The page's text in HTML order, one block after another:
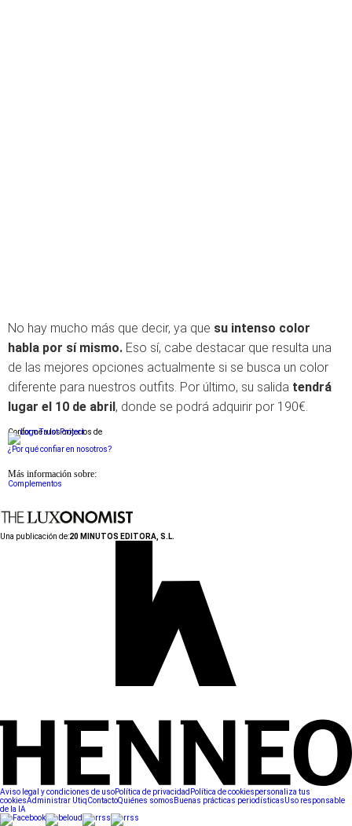
No hay mucho más que decir, ya que su intenso color
habla por sí mismo. Eso sí, cabe destacar que resulta una
de las mejores opciones actualmente si se busca un color
diferente para nuestros outfits. Por último, su salida tendrá
lugar el 10 de abril, donde se podrá adquirir por 190€.
Conforme a los criterios de
¿Por qué confiar en nosotros?
Más información sobre:
Complementos
Una publicación de:20 MINUTOS EDITORA, S.L.
Aviso legal y condiciones de usoPolítica de privacidad Política de cookiespersonaliza tus
cookiesAdministrar UtiqContactoQuiénes somos Buenas prácticas periodísticasUso responsable
de la IA